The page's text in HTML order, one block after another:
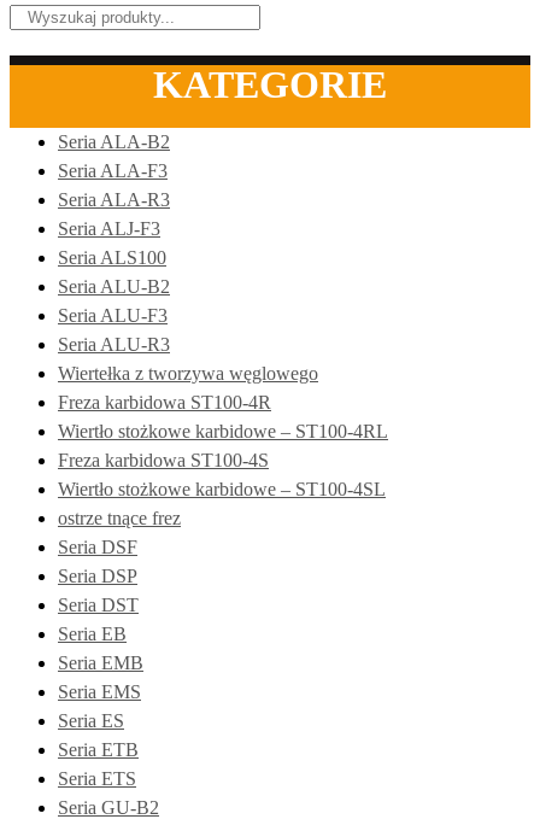
KATEGORIE
Seria ALA-B2
Seria ALA-F3
Seria ALA-R3
Seria ALJ-F3
Seria ALS100
Seria ALU-B2
Seria ALU-F3
Seria ALU-R3
Wiertełka z tworzywa węglowego
Freza karbidowa ST100-4R
Wiertło stożkowe karbidowe – ST100-4RL
Freza karbidowa ST100-4S
Wiertło stożkowe karbidowe – ST100-4SL
ostrze tnące frez
Seria DSF
Seria DSP
Seria DST
Seria EB
Seria EMB
Seria EMS
Seria ES
Seria ETB
Seria ETS
Seria GU-B2